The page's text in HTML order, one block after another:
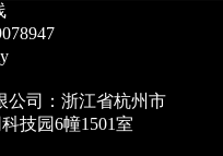
司：浙江省杭州市
技园6幢1501室